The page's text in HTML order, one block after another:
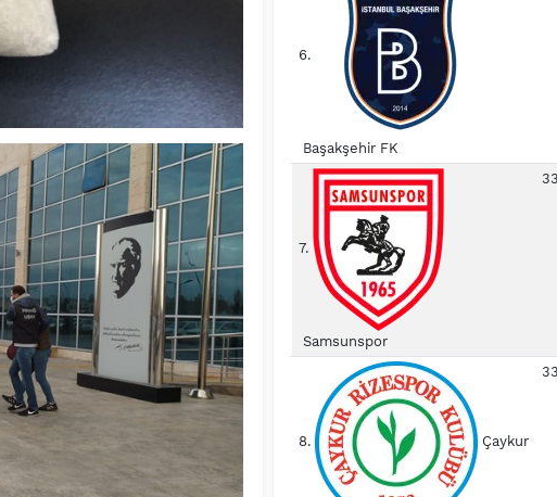
6.
Başakşehir FK
7.
Samsunspor
33
8. Çaykur
33